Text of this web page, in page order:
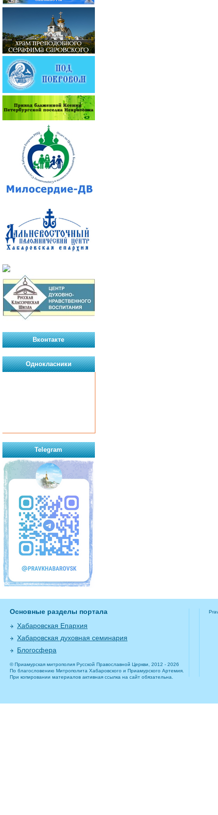
Вконтакте
Однокласники
Telegram
Основные разделы портала
Хабаровская Епархия
Хабаровская духовная семинария
Блогосфера
© Приамурская митрополия Русской Православной Церкви, 2012 - 2026
По благословению Митрополита Хабаровского и Приамурского Артемия.
При копировании материалов активная ссылка на сайт обязательна.